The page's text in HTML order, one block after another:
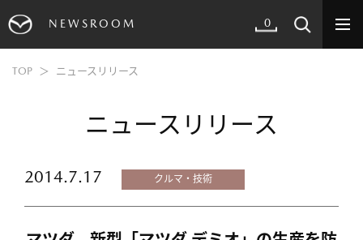
NEWSROOM 0
TOP ニュースリリース
ニュースリリース
2014.7.17 クルマ・技術